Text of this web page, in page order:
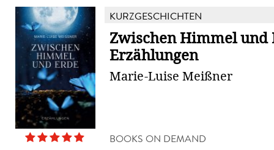
KURZGESCHICHTEN
Zwischen Himmel und
Erzählungen
Marie-Luise Meißner
BOOKS ON DEMAND